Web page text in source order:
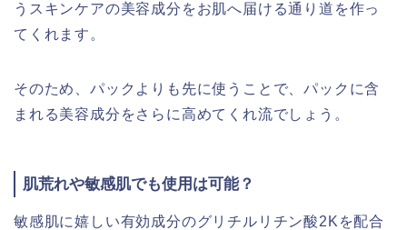
うスキンケアの美容成分をお肌へ届ける通り道を作っ
てくれます。
そのため、パックよりも先に使うことで、パックに含
まれる美容成分をさらに高めてくれ流でしょう。
肌荒れや敏感肌でも使用は可能？
敏感肌に嬉しい有効成分のグリチルリチン酸2Kを配合